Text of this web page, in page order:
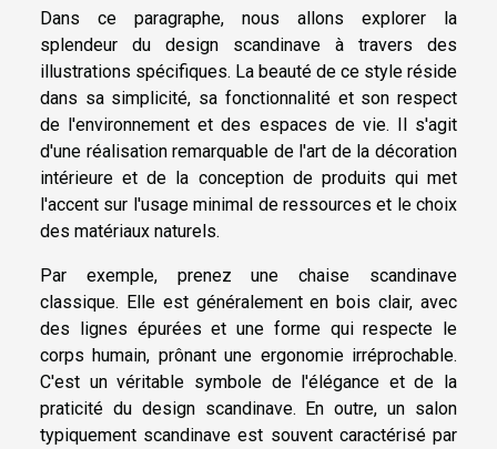
Dans ce paragraphe, nous allons explorer la
splendeur du design scandinave à travers des
illustrations spécifiques. La beauté de ce style réside
dans sa simplicité, sa fonctionnalité et son respect
de l'environnement et des espaces de vie. Il s'agit
d'une réalisation remarquable de l'art de la décoration
intérieure et de la conception de produits qui met
l'accent sur l'usage minimal de ressources et le choix
des matériaux naturels.
Par exemple, prenez une chaise scandinave
classique. Elle est généralement en bois clair, avec
des lignes épurées et une forme qui respecte le
corps humain, prônant une ergonomie irréprochable.
C'est un véritable symbole de l'élégance et de la
praticité du design scandinave. En outre, un salon
typiquement scandinave est souvent caractérisé par